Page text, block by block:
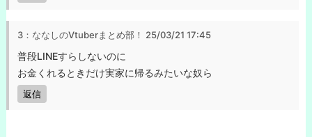
3：ななしのVtuberまとめ部！ 25/03/21 17:45
普段LINEすらしないのに
お金くれるときだけ実家に帰るみたいな奴ら
返信